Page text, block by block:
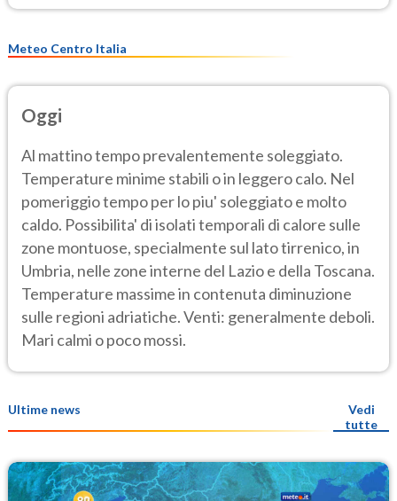
Meteo Centro Italia
Oggi
Al mattino tempo prevalentemente soleggiato.
Temperature minime stabili o in leggero calo. Nel
pomeriggio tempo per lo piu' soleggiato e molto
caldo. Possibilita' di isolati temporali di calore sulle
zone montuose, specialmente sul lato tirrenico, in
Umbria, nelle zone interne del Lazio e della Toscana.
Temperature massime in contenuta diminuzione
sulle regioni adriatiche. Venti: generalmente deboli.
Mari calmi o poco mossi.
Ultime news
Vedi
tutte